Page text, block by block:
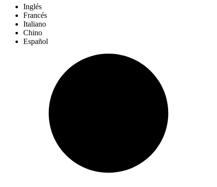
Inglés
Francés
Italiano
Chino
Español